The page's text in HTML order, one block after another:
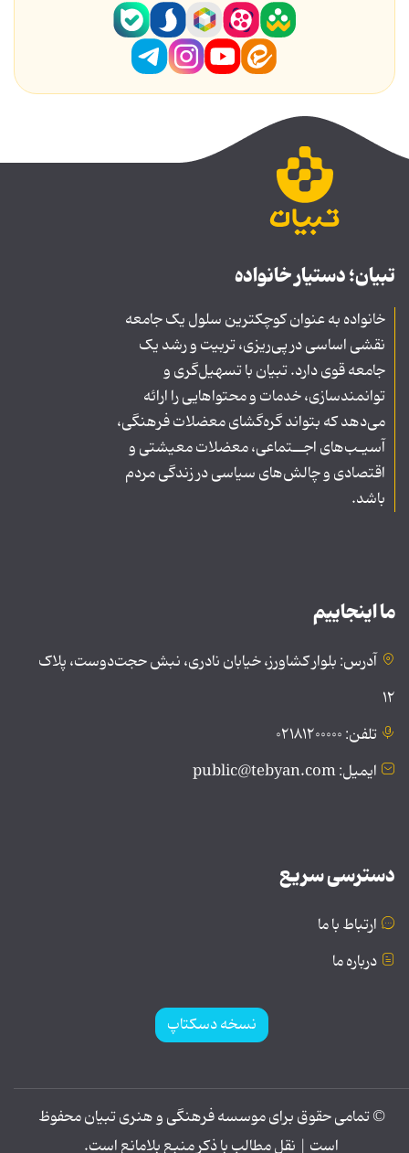
تبیان؛ دستیار خانواده
خانواده به عنوان کوچکترین سلول یک جامعه
نقشی اساسی در پی‌ریزی، تربیت و رشد یک
جامعه قوی دارد. تبیان با تسهیل‌گری و
توانمندسازی، خدمات و محتواهایی را ارائه
می‌دهد که بتواند گره‌گشای معضلات فرهنگی،
آسیـب‌های اجــتماعی، معضلات معیشتی و
اقتصادی و چالش‌های سیاسی در زندگی مردم
باشد.
ما اینجاییم
آدرس: بلوار کشاورز، خیابان نادری، نبش حجت‌دوست، پلاک
۱۲
تلفن: ۰۲۱۸۱۲۰۰۰۰۰
ایمیل: public@tebyan.com
دسترسی سریع
ارتباط با ما
درباره ما
نسخه دسکتاپ
© تمامی حقوق برای موسسه فرهنگی و هنری تبیان محفوظ
است | نقل مطالب با ذکر منبع بلامانع است.